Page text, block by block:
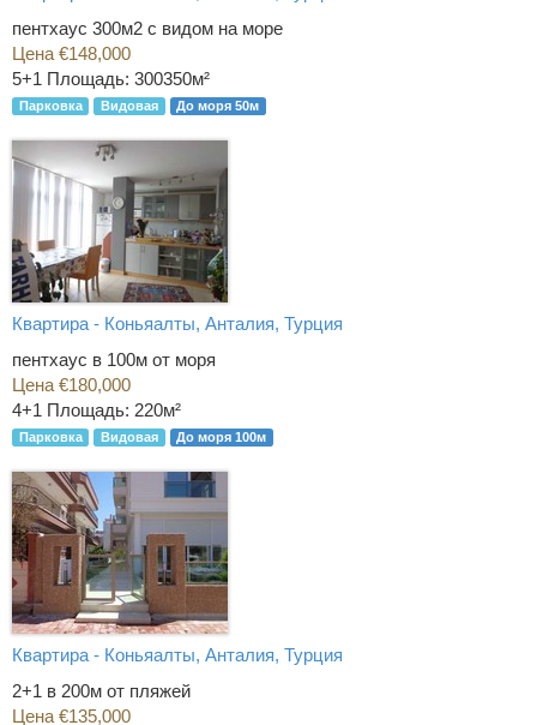
пентхаус 300м2 с видом на море
Цена €148,000
5+1 Площадь: 300350м²
Парковка Видовая До моря 50м
Квартира - Коньяалты, Анталия, Турция
пентхаус в 100м от моря
Цена €180,000
4+1 Площадь: 220м²
Парковка Видовая До моря 100м
Квартира - Коньяалты, Анталия, Турция
2+1 в 200м от пляжей
Цена €135,000